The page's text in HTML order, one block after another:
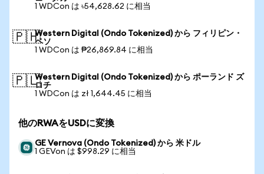
1 WDCon は ৳54,628.62 に相当
🇵🇭Western Digital (Ondo Tokenized) から フィリピン・
ペソ
1 WDCon は ₱26,869.84 に相当
🇵🇱Western Digital (Ondo Tokenized) から ポーランド ズ
ロチ
1 WDCon は zł 1,644.45 に相当
他のRWAをUSDに変換
GE Vernova (Ondo Tokenized) から 米ドル
1 GEVon は $998.29 に相当